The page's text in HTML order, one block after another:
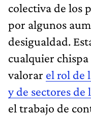
colectiva de los
por algunos
desigualdad.
cualquier
valorar el rol de
y de sectores
el trabajo de